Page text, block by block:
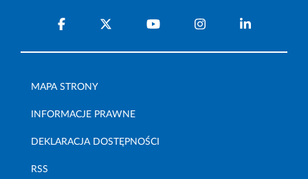
MAPA STRONY
INFORMACJE PRAWNE
DEKLARACJA DOSTĘPNOŚCI
RSS